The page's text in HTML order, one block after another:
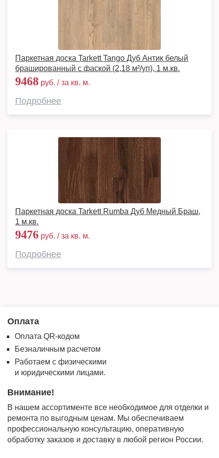
Паркетная доска Tarkett Tango Дуб Антик белый
брашированный с фаской (2,18 м²/уп), 1 м.кв.
9468 руб. / за кв. м.
Подробнее
Паркетная доска Tarkett Rumba Дуб Медный Браш,
1 м.кв.
9476 руб. / за кв. м.
Подробнее
Оплата
Оплата QR-кодом
Безналичным расчетом
Работаем с физическими
и юридическими лицами.
Внимание!
В нашем ассортименте все необходимое для отделки и
ремонта по выгодным ценам. Мы обеспечиваем
профессиональную консультацию, оперативную
обработку заказов и доставку в любой регион России.